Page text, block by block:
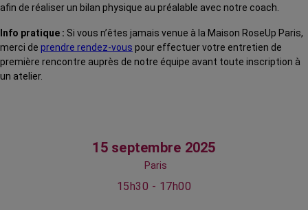
afin de réaliser un bilan physique au préalable avec notre coach.
Info pratique : Si vous n’êtes jamais venue à la Maison RoseUp Paris,
merci de prendre rendez-vous pour effectuer votre entretien de
première rencontre auprès de notre équipe avant toute inscription à
un atelier.
15 septembre 2025
Paris
15h30 - 17h00